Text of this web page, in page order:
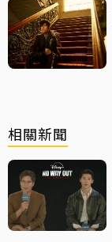
相關新聞